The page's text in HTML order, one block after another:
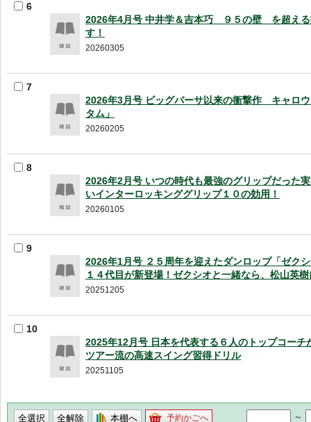
6
2026年4月号 中井学＆吉本巧 ９５の壁 を超え
す！
20260305
7
2026年3月号 ビッグバーサ以来の衝撃作 キャロ
タム」
20260205
8
2026年2月号 いつの時代も最強のグリップだった
いインターロッキンググリップ１０の効用！
20260105
9
2026年1月号 ２５周年を迎えたダンロップ「ゼク
１４代目が新登場！ゼクシオと一緒なら、松山英
20251205
10
2025年12月号 日本を代表する６人のトップコー
ツアー流の高速スイング習得ドリル
20251105
本棚へ 予約かごへ ～